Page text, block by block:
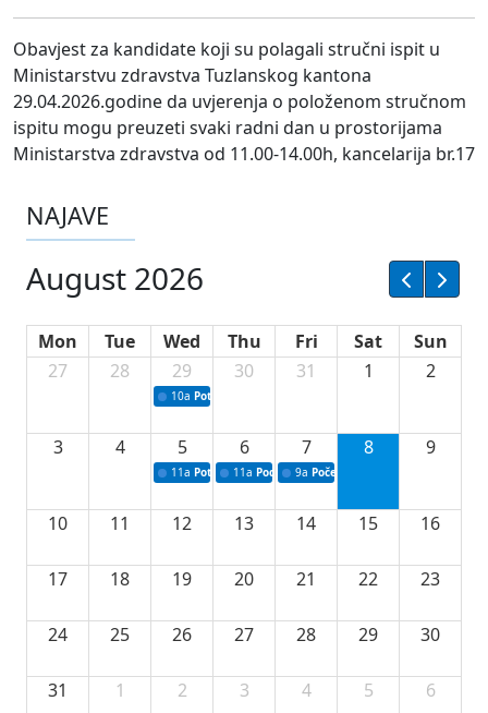
Obavjest za kandidate koji su polagali stručni ispit u
Ministarstvu zdravstva Tuzlanskog kantona
29.04.2026.godine da uvjerenja o položenom stručnom
ispitu mogu preuzeti svaki radni dan u prostorijama
Ministarstva zdravstva od 11.00-14.00h, kancelarija br.17
NAJAVE
August 2026
Mon Tue Wed Thu Fri Sat
Sun
27
28 29
10a Potpisivanje ugovora sa neprofitnim
30 31 1 2
3 4 5
11a Potpisivanje ugovora o stipendijama za
6
11a Podrška razvoju vodne infrastrukture u
7
9a Početak izgradnje nove
8 9
10 11 12 13 14 15 16
17 18 19 20 21 22 23
24 25 26 27 28 29 30
31 1 2 3 4 5 6